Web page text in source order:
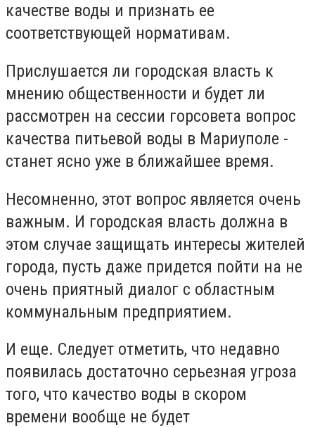
качестве воды и признать ее
соответствующей нормативам.
Прислушается ли городская власть к
мнению общественности и будет ли
рассмотрен на сессии горсовета вопрос
качества питьевой воды в Мариуполе -
станет ясно уже в ближайшее время.
Несомненно, этот вопрос является очень
важным. И городская власть должна в
этом случае защищать интересы жителей
города, пусть даже придется пойти на не
очень приятный диалог с областным
коммунальным предприятием.
И еще. Следует отметить, что недавно
появилась достаточно серьезная угроза
того, что качество воды в скором
времени вообще не будет